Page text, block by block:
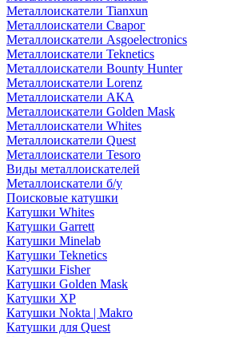
Металлоискатели Tianxun
Металлоискатели Сварог
Металлоискатели Asgoelectronics
Металлоискатели Teknetics
Металлоискатели Bounty Hunter
Металлоискатели Lorenz
Металлоискатели АКА
Металлоискатели Golden Mask
Металлоискатели Whites
Металлоискатели Quest
Металлоискатели Tesoro
Виды металлоискателей
Металлоискатели б/у
Поисковые катушки
Катушки Whites
Катушки Garrett
Катушки Minelab
Катушки Teknetics
Катушки Fisher
Катушки Golden Mask
Катушки XP
Катушки Nokta | Makro
Катушки для Quest